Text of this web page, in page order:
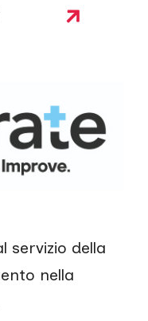
servizio della
nella